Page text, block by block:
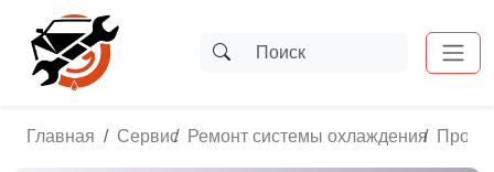
Главная Сервис Ремонт системы охлаждения